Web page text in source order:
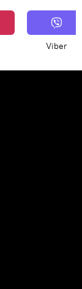
Viber